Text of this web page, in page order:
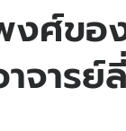
ไทยศ์ขอ
จารย์ลี่